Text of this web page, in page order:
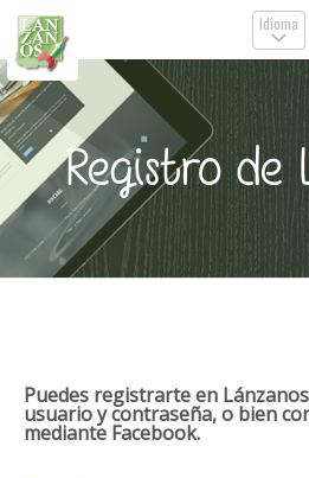
Idioma
.
Registro de
Puedes registrarte en
usuario y contraseña, o bien
mediante Facebook.